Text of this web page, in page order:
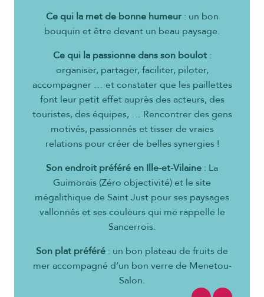
Ce qui la met de bonne humeur: un bon
bouquin et être devant un beau paysage.
Ce qui la passionne dans son boulot:
organiser, partager, faciliter, piloter,
accompagner … et constater que les paillettes
font leur petit effet auprès des acteurs, des
touristes, des équipes, … Rencontrer des gens
motivés, passionnés et tisser de vraies
relations pour créer de belles synergies !
Son endroit préféré en Ille-et-Vilaine : La
Guimorais (Zéro objectivité) et le site
mégalithique de Saint Just pour ses paysages
vallonnés et ses couleurs qui me rappelle le
Sancerrois.
Son plat préféré : un bon plateau de fruits de
mer accompagné d’un bon verre de Menetou-
Salon.